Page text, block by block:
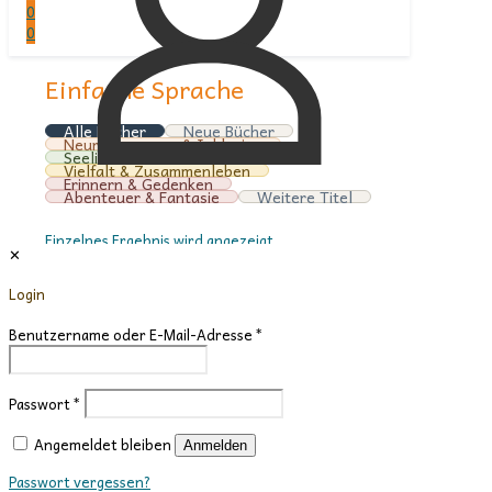
✕
Login
Benutzername oder E-Mail-Adresse*
Passwort*
Angemeldet bleiben
Anmelden
Passwort vergessen?
0
0
Einfache Sprache
Alle Bücher Neue Bücher
Neurodivergenz & Inklusion
Seelische Gesundheit
Vielfalt & Zusammenleben
Erinnern & Gedenken
Abenteuer & Fantasie Weitere Titel
Einzelnes Ergebnis wird angezeigt
12
24